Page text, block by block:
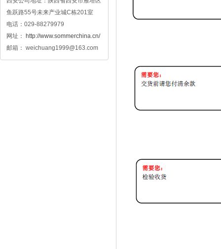
鱼跃路55号未来产业城C栋201室
电话：029-88279979
网址：
http://www.sommerchina.cn/
邮箱： weichuang1999@163.com